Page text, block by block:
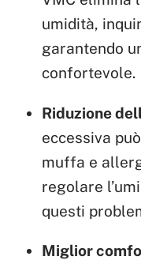
umidità,
garantendo
confortevole.
Riduzione
eccessiva
muffa e
regolare
questi
Miglior